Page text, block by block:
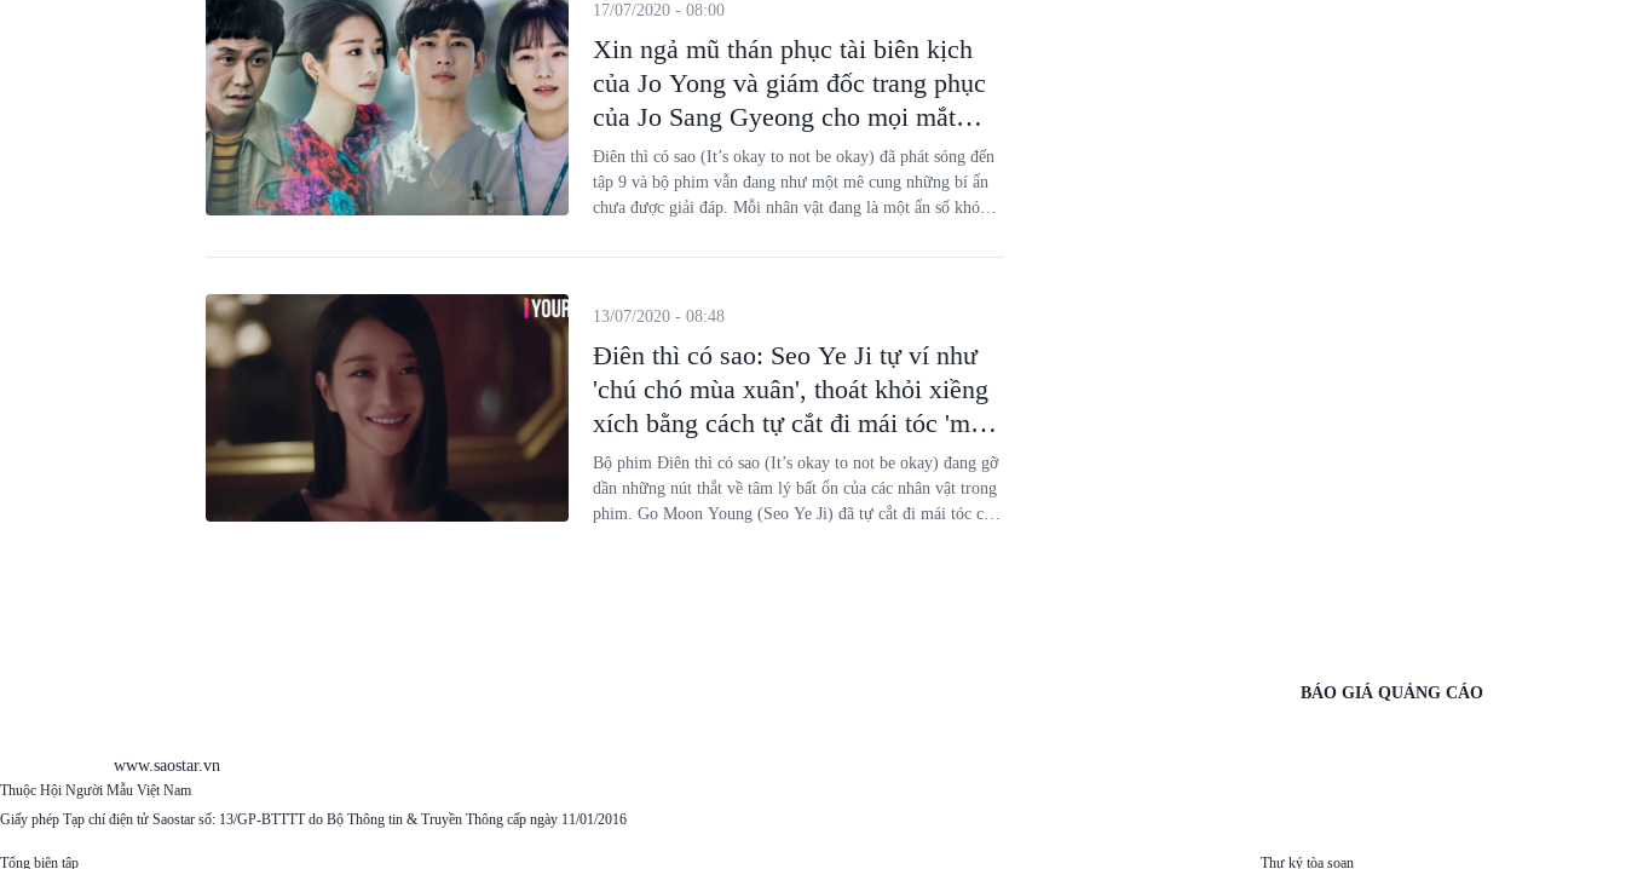
Xin ngả mũ thán phục tài biên kịch
của Jo Yong và giám đốc trang phục
của Jo Sang Gyeong cho mọi mắt
xích của Điên thì có sao
17/07/2020 - 08:00
Điên thì có sao (It’s okay to not be okay) đã phát sóng đến
tập 9 và bộ phim vẫn đang như một mê cung những bí ẩn
chưa được giải đáp. Mỗi nhân vật đang là một ẩn số khó
mỗi ngày là những hình ảnh ẩn dụ tài thần đưa đến những
phim.
Điên thì có sao: Seo Ye Ji tự ví như
'chú chó mùa xuân', thoát khỏi xiềng
xích bằng cách tự cắt đi mái tóc 'ma
ám' của mình
13/07/2020 - 08:48
Bộ phim Điên thì có sao (It’s okay to not be okay) đang gỡ
dần những nút thắt về tâm lý bất ổn của các nhân vật trong
phim. Go Moon Young (Seo Ye Ji) đã tự cắt đi mái tóc của
www.saostar.vn
BÁO GIÁ QUẢNG CÁO
Thuộc Hội Người Mẫu Việt Nam
Giấy phép Tạp chí điện tử Saostar số: 13/GP-BTTTT do Bộ Thông tin & Truyền Thông cấp ngày 11/01/2016
Tổng biên tập Thư ký tòa soạn